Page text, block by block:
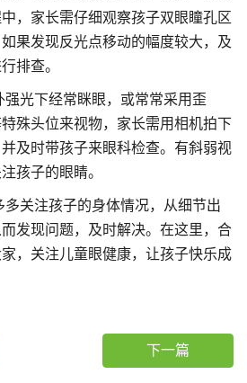
，家长需仔细观察孩子双眼瞳孔区
果发现反光点移动的幅度较大，及
排查。
光下经常眯眼，或常常采用歪
殊头位来视物，家长需用相机拍下
及时带孩子来眼科检查。有斜弱视
孩子的眼睛。
关注孩子的身体情况，从细节出
发现问题，及时解决。在这里，合
，关注儿童眼健康，让孩子快乐成
下一篇